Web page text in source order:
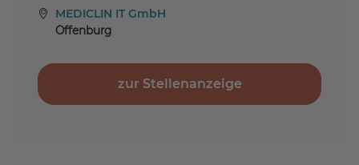
MEDICLIN IT GmbH
Offenburg
zur Stellenanzeige